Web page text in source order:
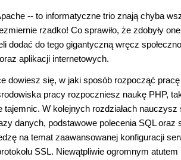
-- to informatyczne trio znają chyba
rzadko! Co sprawiło, że zdobyły
dodać do tego gigantyczną wręcz
aplikacji internetowych.
dowiesz się, w jaki sposób rozpocząć
pracy rozpoczniesz naukę PHP,
tajemnic. W kolejnych rozdziałach
danych, podstawowe polecenia SQL
na temat zaawansowanej konfiguracji
SSL. Niewątpliwie ogromnym